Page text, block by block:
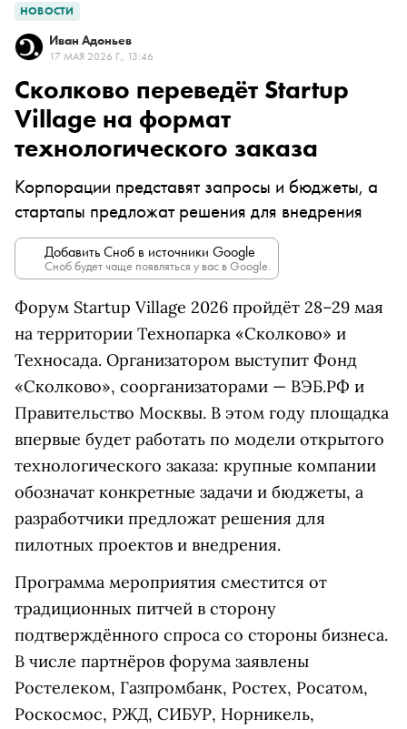
НОВОСТИ
Иван Адоньев
17 МАЯ 2026 Г., 13:46
Сколково переведёт Startup
Village на формат
технологического заказа
Корпорации представят запросы и бюджеты, а
стартапы предложат решения для внедрения
Добавить Сноб в источники Google
Сноб будет чаще появляться у вас в Google.
Форум Startup Village 2026 пройдёт 28–29 мая
на территории Технопарка «Сколково» и
Техносада. Организатором выступит Фонд
«Сколково», соорганизаторами — ВЭБ.РФ и
Правительство Москвы. В этом году площадка
впервые будет работать по модели открытого
технологического заказа: крупные компании
обозначат конкретные задачи и бюджеты, а
разработчики предложат решения для
пилотных проектов и внедрения.
Программа мероприятия сместится от
традиционных питчей в сторону
подтверждённого спроса со стороны бизнеса.
В числе партнёров форума заявлены
Ростелеком, Газпромбанк, Ростех, Росатом,
Роскосмос, РЖД, СИБУР, Норникель,